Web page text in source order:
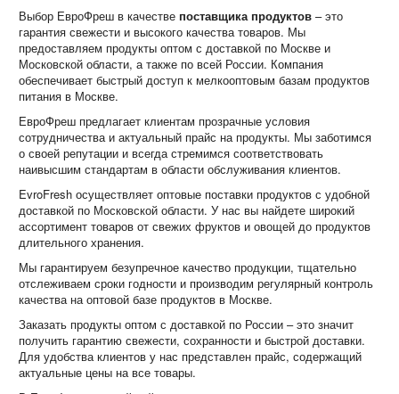
Выбор ЕвроФреш в качестве поставщика продуктов – это
гарантия свежести и высокого качества товаров. Мы
предоставляем продукты оптом с доставкой по Москве и
Московской области, а также по всей России. Компания
обеспечивает быстрый доступ к мелкооптовым базам продуктов
питания в Москве.
ЕвроФреш предлагает клиентам прозрачные условия
сотрудничества и актуальный прайс на продукты. Мы заботимся
о своей репутации и всегда стремимся соответствовать
наивысшим стандартам в области обслуживания клиентов.
EvroFresh осуществляет оптовые поставки продуктов с удобной
доставкой по Московской области. У нас вы найдете широкий
ассортимент товаров от свежих фруктов и овощей до продуктов
длительного хранения.
Мы гарантируем безупречное качество продукции, тщательно
отслеживаем сроки годности и производим регулярный контроль
качества на оптовой базе продуктов в Москве.
Заказать продукты оптом с доставкой по России – это значит
получить гарантию свежести, сохранности и быстрой доставки.
Для удобства клиентов у нас представлен прайс, содержащий
актуальные цены на все товары.